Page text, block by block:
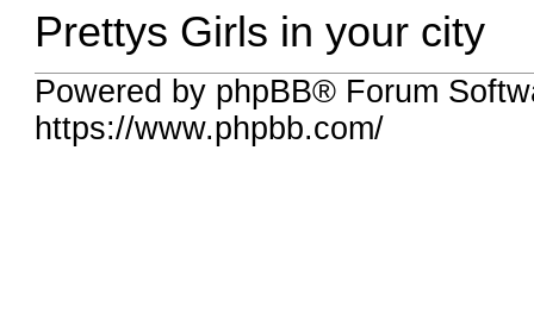
Prettys Girls in your city
Powered by phpBB® Forum
https://www.phpbb.com/